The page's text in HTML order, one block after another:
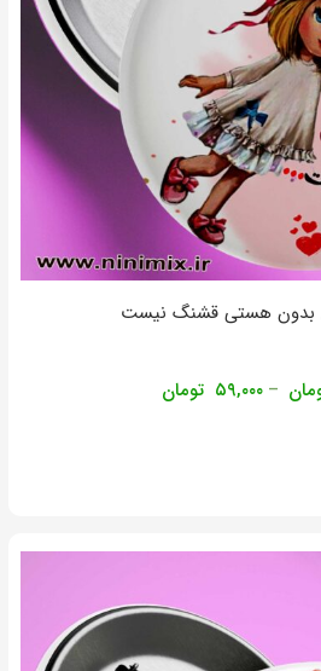
بدون هستی قشنگ نیست
– ۵۹,۰۰۰ تومان